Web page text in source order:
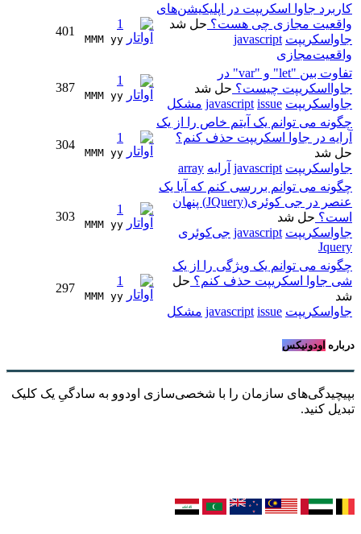
کاربرد جاوا اسکریپت در اپلیکیشن‌های
واقعیت مجازی چی هست؟ حل شد
جاواسکریپت javascript
واقعیت‌مجازی
1
MMM yy
401
تفاوت بین "let" و "var" در
جاوااسکریپت چیست؟ حل شد
جاواسکریپت
javascript issue مشکل
1
MMM yy
387
چگونه می توانم یک آیتم خاص را از یک
آرایه در جاوا اسکریپت حذف کنم؟
حل شد
جاواسکریپت javascript آرایه array
1
MMM yy
304
چگونه می توانم بررسی کنم که آیا یک
عنصر در جی کوئری(JQuery) پنهان
است؟ حل شد
جاواسکریپت javascript جی‌کوئری
Jquery
1
MMM yy
303
چگونه می توانم یک ویژگی را از یک
شی جاوا اسکریپت حذف کنم؟ حل
شد
جاواسکریپت
javascript issue مشکل
1
MMM yy
297
درباره اودونیکس
بپیچیدگی‌های سازمان را با شخصی‌سازی اودوو به سادگیِ یک کلیک
تبدیل کنید.